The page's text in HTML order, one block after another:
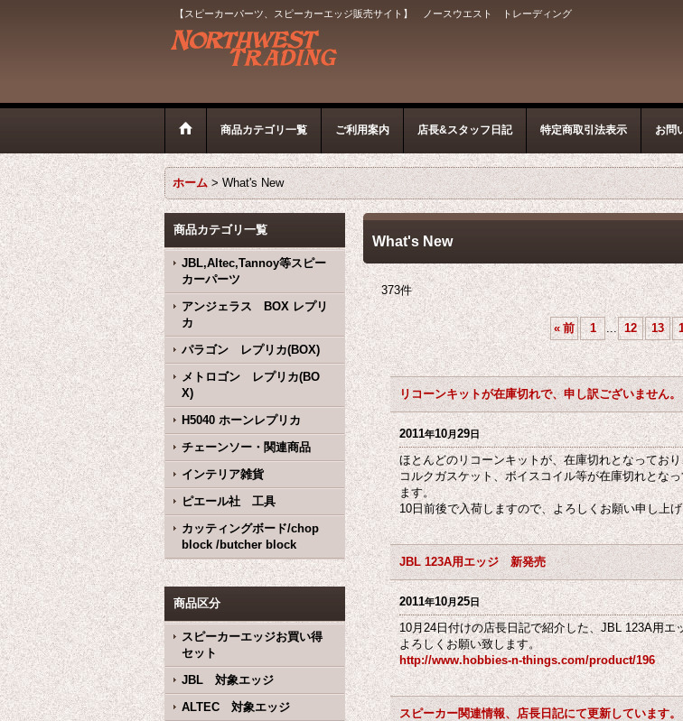
【スピーカーパーツ、スピーカーエッジ販売サイト】 ノースウエスト トレーディング
商品カテゴリ一覧 ご利用案内 店長&スタッフ日記 特定商取引法表示 お問
ホーム > What's New
商品カテゴリ一覧
JBL,Altec,Tannoy等スピー
カーパーツ
アンジェラス BOX レプリ
カ
パラゴン レプリカ(BOX)
メトロゴン レプリカ(BO
X)
H5040 ホーンレプリカ
チェーンソー・関連商品
インテリア雑貨
ピエール社 工具
カッティングボード/chop
block /butcher block
商品区分
スピーカーエッジお買い得
セット
JBL 対象エッジ
ALTEC 対象エッジ
What's New
373件
« 前 1 ... 12 13
リコーンキットが在庫切れで、申し訳ございません。
2011年10月29日
ほとんどのリコーンキットが、在庫切れとなってお
コルクガスケット、ボイスコイル等が在庫切れとな
ます。
10日前後で入荷しますので、よろしくお願い申し上
JBL 123A用エッジ 新発売
2011年10月25日
10月24日付けの店長日記で紹介した、JBL 123A用エ
よろしくお願い致します。
http://www.hobbies-n-things.com/product/196
スピーカー関連情報、店長日記にて更新しています。